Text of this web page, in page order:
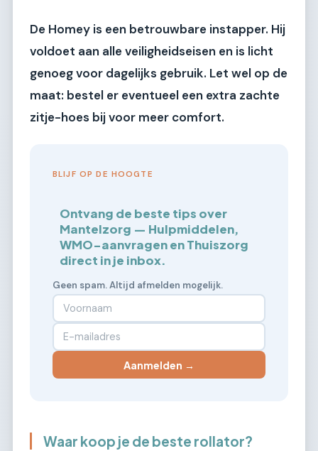
De Homey is een betrouwbare instapper. Hij
voldoet aan alle veiligheidseisen en is licht
genoeg voor dagelijks gebruik. Let wel op de
maat: bestel er eventueel een extra zachte
zitje-hoes bij voor meer comfort.
BLIJF OP DE HOOGTE
Ontvang de beste tips over
Mantelzorg — Hulpmiddelen,
WMO-aanvragen en Thuiszorg
direct in je inbox.
Geen spam. Altijd afmelden mogelijk.
Aanmelden →
Waar koop je de beste rollator?